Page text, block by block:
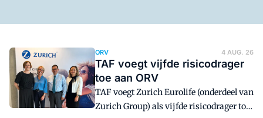
ORV 4 AUG. 26
TAF voegt vijfde risicodrager
toe aan ORV
TAF voegt Zurich Eurolife (onderdeel van
Zurich Group) als vijfde risicodrager toe